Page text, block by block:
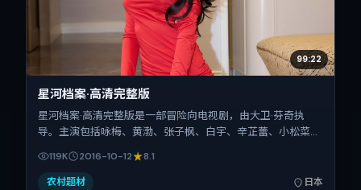
99:22
星河档案·高清完整版
星河档案·高清完整版是一部冒险向电视剧，由大卫·芬奇执
导。主演包括咏梅、黄渤、张子枫、白宇、辛芷蕾、小松菜
奈。作品主要在日本取景与发行，2016年国庆档前后与观众
见面，首映日期 2016-10-12，正片时长141分钟。
119K 2016-10-12 8.1
农村题材 日本